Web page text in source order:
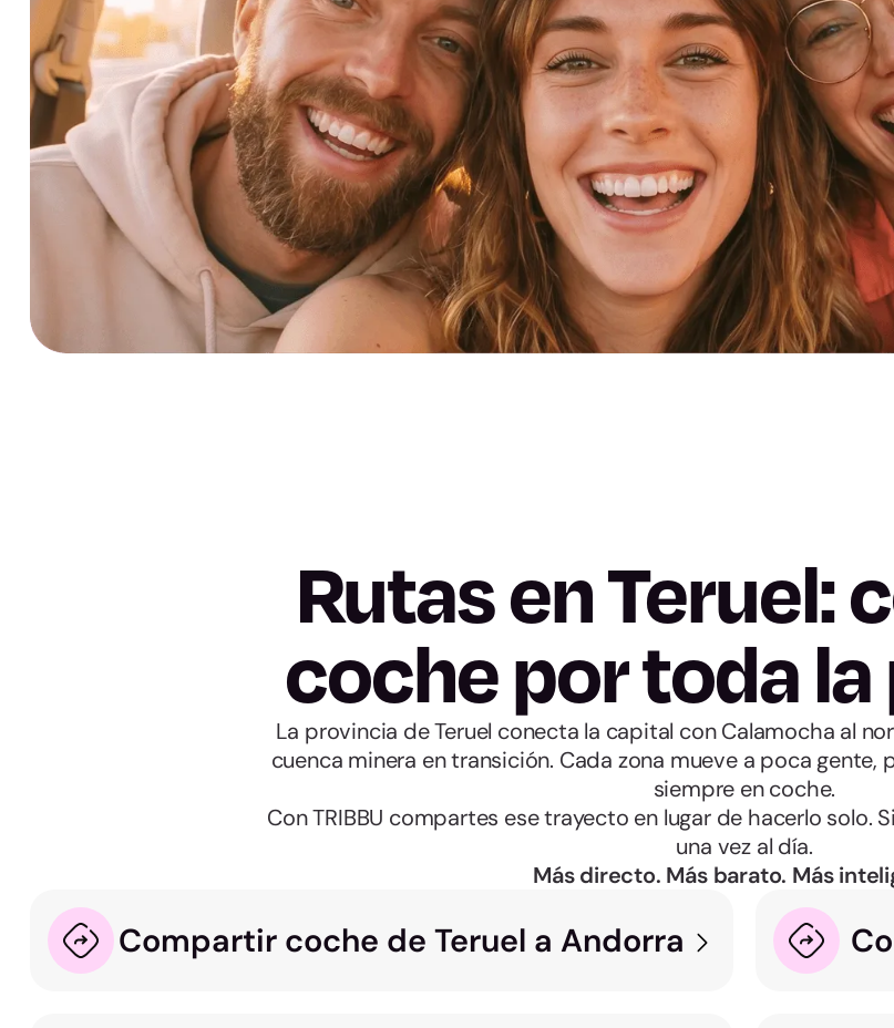
Rutas en Teruel:
coche por toda
La provincia de Teruel conecta la capital con Calamocha al
cuenca minera en transición. Cada zona mueve a poca gente,
siempre en coche.
Con TRIBBU compartes ese trayecto en lugar de hacerlo solo.
una vez al día.
Más directo. Más barato. Más
Compartir coche de Teruel a Andorra